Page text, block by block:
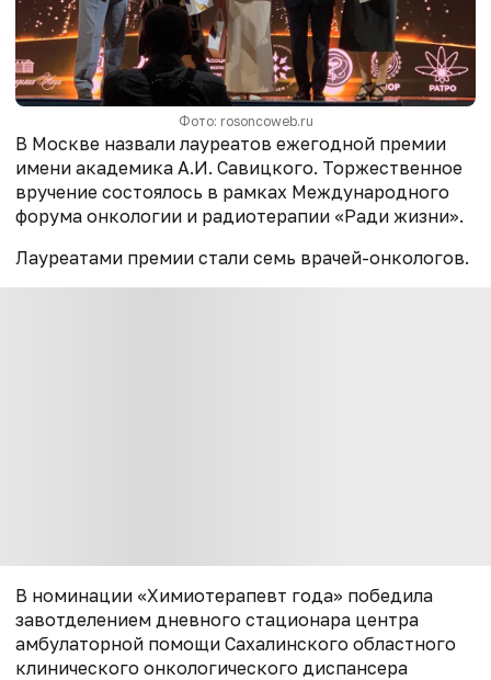
Фото: rosoncoweb.ru
В Москве назвали лауреатов ежегодной премии
имени академика А.И. Савицкого. Торжественное
вручение состоялось в рамках Международного
форума онкологии и радиотерапии «Ради жизни».
Лауреатами премии стали семь врачей-онкологов.
В номинации «Химиотерапевт года» победила
завотделением дневного стационара центра
амбулаторной помощи Сахалинского областного
клинического онкологического диспансера